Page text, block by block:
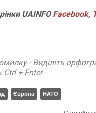
UAINFO Facebook,
- Виділіть
Ctrl + Enter
Європа НАТО